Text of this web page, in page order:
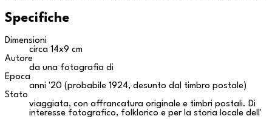
Specifiche
Dimensioni
circa 14x9 cm
Autore
da una fotografia di
Epoca
anni '20 (probabile 1924, desunto dal timbro postale)
Stato
viaggiata, con affrancatura originale e timbri postali. Di
interesse fotografico, folklorico e per la storia locale dell'